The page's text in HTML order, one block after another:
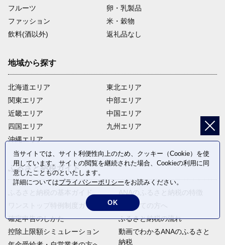
フルーツ
卵・乳製品
ファッション
米・穀物
飲料(酒以外)
返礼品なし
地域から探す
北海道エリア
関東エリア
近畿エリア
四国エリア
沖縄エリア
東北エリア
中部エリア
中国エリア
九州エリア
ふるさと納税ガイド
ふるさと納税の基本ガイド
ワンストップ特例制度ガイド
確定申告のしかた
控除上限額シミュレーション
ANAのふるさと納税の特徴
はじめての方へ
ふるさと納税の流れ
動画でわかるANAのふるさと
納税
当サイトでは、サイト利便性向上のため、クッキー（Cookie）を使
用しています。サイトの閲覧を継続された場合、Cookieの利用に同
意したことものといたします。
詳細についてはプライバシーポリシーをお読みください。
OK